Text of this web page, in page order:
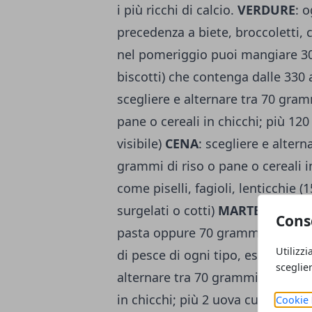
Cookie
i più ricchi di calcio. VERDURE:
precedenza a biete, broccoletti,
nel pomeriggio puoi mangiare
biscotti) che contenga dalle 330
scegliere e alternare tra 70
pane o cereali in chicchi; più
visibile) CENA: scegliere e
grammi di riso o pane o cereali
come piselli, fagioli, lenticchie
surgelati o cotti) MARTEDì
pasta oppure 70 grammi di riso
di pesce di ogni tipo, esclusi
alternare tra 70 grammi di
in chicchi; più 2 uova cucinate